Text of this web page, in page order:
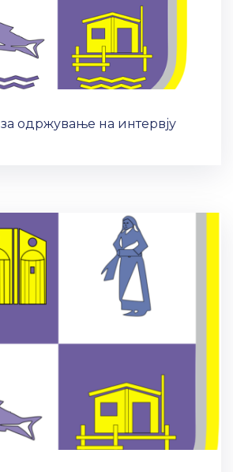
одржување на интервју